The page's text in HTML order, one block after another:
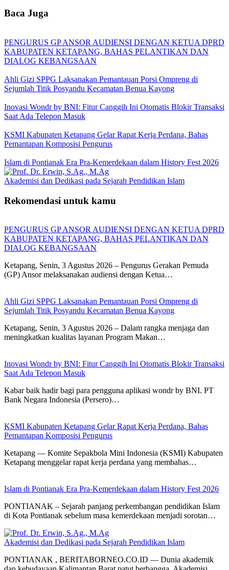
Baca Juga
PENGURUS GP ANSOR AUDIENSI DENGAN KETUA DPRD
KABUPATEN KETAPANG, BAHAS PELANTIKAN DAN
DIALOG KEBANGSAAN
Ahli Gizi SPPG Laksanakan Pemantauan Porsi Ompreng di
Sejumlah Titik Posyandu Kecamatan Benua Kayong
Inovasi Wondr by BNI: Fitur Canggih Ini Otomatis Blokir Transaksi
Saat Ada Telepon Masuk
KSMI Kabupaten Ketapang Gelar Rapat Kerja Perdana, Bahas
Pemantapan Komposisi Pengurus
Islam di Pontianak Era Pra-Kemerdekaan dalam History Fest 2026
Akademisi dan Dedikasi pada Sejarah Pendidikan Islam
Rekomendasi untuk kamu
PENGURUS GP ANSOR AUDIENSI DENGAN KETUA DPRD
KABUPATEN KETAPANG, BAHAS PELANTIKAN DAN
DIALOG KEBANGSAAN
Ketapang, Senin, 3 Agustus 2026 – Pengurus Gerakan Pemuda
(GP) Ansor melaksanakan audiensi dengan Ketua…
Ahli Gizi SPPG Laksanakan Pemantauan Porsi Ompreng di
Sejumlah Titik Posyandu Kecamatan Benua Kayong
Ketapang, Senin, 3 Agustus 2026 – Dalam rangka menjaga dan
meningkatkan kualitas layanan Program Makan…
Inovasi Wondr by BNI: Fitur Canggih Ini Otomatis Blokir Transaksi
Saat Ada Telepon Masuk
Kabar baik hadir bagi para pengguna aplikasi wondr by BNI. PT
Bank Negara Indonesia (Persero)…
KSMI Kabupaten Ketapang Gelar Rapat Kerja Perdana, Bahas
Pemantapan Komposisi Pengurus
Ketapang — Komite Sepakbola Mini Indonesia (KSMI) Kabupaten
Ketapang menggelar rapat kerja perdana yang membahas…
Islam di Pontianak Era Pra-Kemerdekaan dalam History Fest 2026
PONTIANAK – Sejarah panjang perkembangan pendidikan Islam
di Kota Pontianak sebelum masa kemerdekaan menjadi sorotan…
Akademisi dan Dedikasi pada Sejarah Pendidikan Islam
PONTIANAK , BERITABORNEO.CO.ID — Dunia akademik